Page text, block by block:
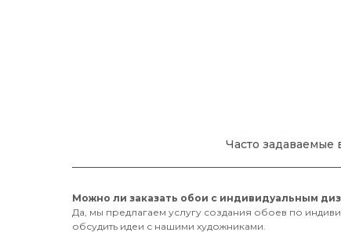
Часто задаваемые
Можно ли заказать обои с индивидуальным
Да, мы предлагаем услугу создания обоев по
обсудить идеи с нашими художниками.